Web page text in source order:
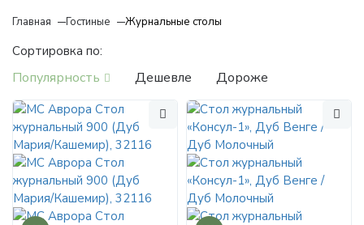
Главная Гостиные Журнальные столы
Сортировка по:
Популярность Дешевле Дороже